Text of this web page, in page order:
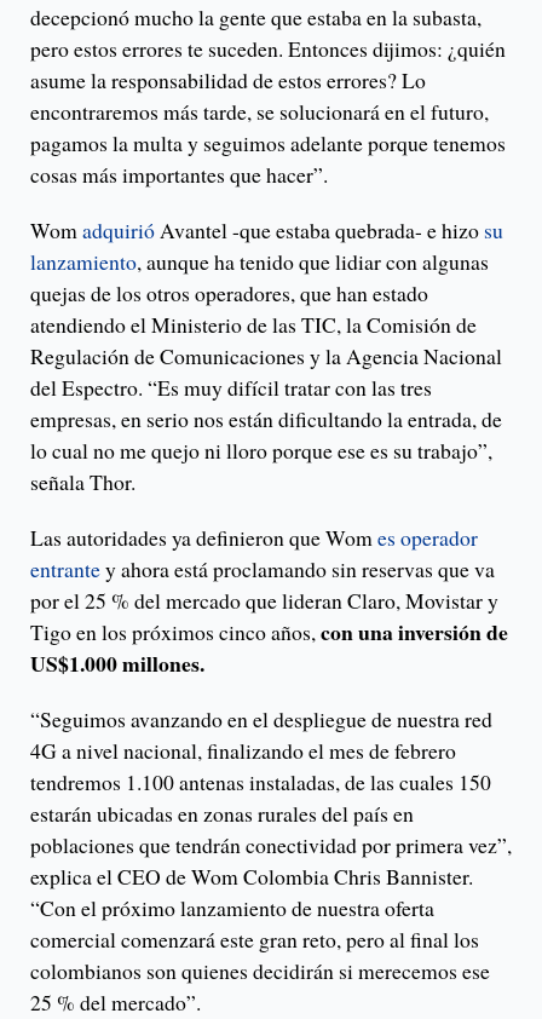
decepcionó mucho la gente que estaba en la subasta,
pero estos errores te suceden. Entonces dijimos: ¿quién
asume la responsabilidad de estos errores? Lo
encontraremos más tarde, se solucionará en el futuro,
pagamos la multa y seguimos adelante porque tenemos
cosas más importantes que hacer”.
WomadquirióAvantel -que estaba quebrada- e hizo su
lanzamiento, aunque ha tenido que lidiar con algunas
quejas de los otros operadores, que han estado
atendiendo el Ministerio de las TIC, la Comisión de
Regulación de Comunicaciones y la Agencia Nacional
del Espectro. “Es muy difícil tratar con las tres
empresas, en serio nos están dificultando la entrada, de
lo cual no me quejo ni lloro porque ese es su trabajo”,
señala Thor.
Las autoridades ya definieron que Womes operador
entrantey ahora está proclamando sin reservas que va
por el 25 % del mercado que lideran Claro, Movistar y
Tigo en los próximos cinco años,con una inversión de
US$1.000 millones.
“Seguimos avanzando en el despliegue de nuestra red
4G a nivel nacional, finalizando el mes de febrero
tendremos 1.100 antenas instaladas, de las cuales 150
estarán ubicadas en zonas rurales del país en
poblaciones que tendrán conectividad por primera vez”,
explica el CEO de Wom Colombia Chris Bannister.
“Con el próximo lanzamiento de nuestra oferta
comercial comenzará este gran reto, pero al final los
colombianos son quienes decidirán si merecemos ese
25 % del mercado”.